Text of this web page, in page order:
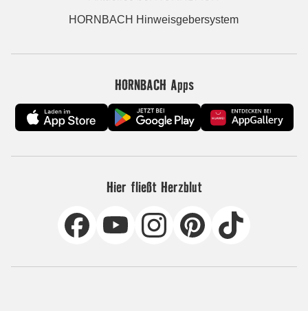
HORNBACH Hinweisgebersystem
HORNBACH Apps
Hier fließt Herzblut